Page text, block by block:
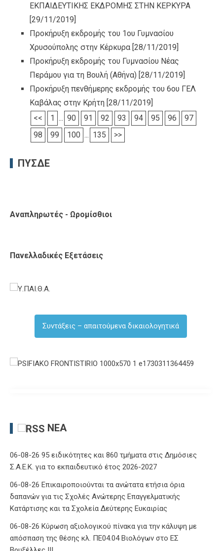
ΕΚΠΑΙΔΕΥΤΙΚΗΣ ΕΚΔΡΟΜΗΣ ΣΤΗΝ ΚΕΡΚΥΡΑ
[29/11/2019]
Προκήρυξη εκδρομής του 1ου Γυμνασίου
Χρυσούπολης στην Κέρκυρα [28/11/2019]
Προκήρυξη εκδρομής του Γυμνασίου Νέας
Περάμου για τη Βουλή (Αθήνα) [28/11/2019]
Προκήρυξη πενθήμερης εκδρομής του 6ου ΓΕΛ
Καβάλας στην Κρήτη [28/11/2019]
<<
1 ... 90 91 92 93 94 95 96
97
98
99 100 ... 135 >>
ΠΥΣΔΕ
Αναπληρωτές - Ωρομίσθιοι
Πανελλαδικές Εξετάσεις
Συντάξεις – απαιτούμενα δικαιολογητικά
ΝΈΑ
06-08-26 95 ειδικότητες και 860 τμήματα στις Δημόσιες
Σ.Α.Ε.Κ. για το εκπαιδευτικό έτος 2026-2027
06-08-26 Επικαιροποιούνται τα ανώτατα ετήσια όρια
δαπανών για τις Σχολές Ανώτερης Επαγγελματικής
Κατάρτισης και τα Σχολεία Δεύτερης Ευκαιρίας
06-08-26 Κύρωση αξιολογικού πίνακα για την κάλυψη με
απόσπαση της θέσης κλ. ΠΕ04.04 Βιολόγων στο ΕΣ